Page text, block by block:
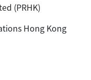
(PRHK)
Hong Kong